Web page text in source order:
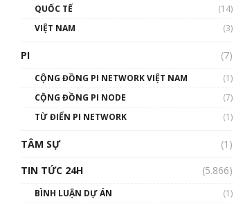
01:32:59
Talkshow17: Mùa đông
Crypto – Chiếc khăn gió ấm
01:49:30
QUỐC TẾ
(14)
VIỆT NAM
(3)
PI (7)
CỘNG ĐỒNG PI NETWORK VIỆT NAM
(1)
CỘNG ĐỒNG PI NODE
(7)
TỪ ĐIỂN PI NETWORK
(1)
TÂM SỰ
(1)
TIN TỨC 24H
(5.866)
BÌNH LUẬN DỰ ÁN
(1)